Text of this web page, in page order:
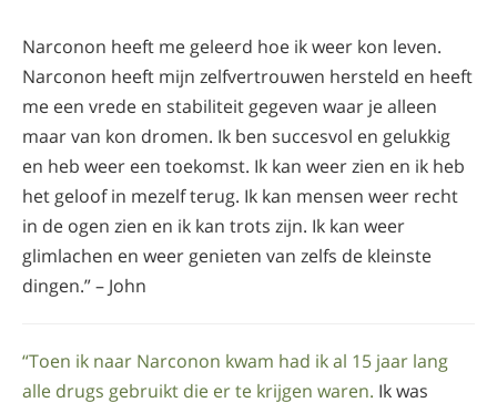
Narconon heeft me geleerd hoe ik weer kon leven.
Narconon heeft mijn zelfvertrouwen hersteld en heeft
me een vrede en stabiliteit gegeven waar je alleen
maar van kon dromen. Ik ben succesvol en gelukkig
en heb weer een toekomst. Ik kan weer zien en ik heb
het geloof in mezelf terug. Ik kan mensen weer recht
in de ogen zien en ik kan trots zijn. Ik kan weer
glimlachen en weer genieten van zelfs de kleinste
dingen.” – John
“Toen ik naar Narconon kwam had ik al 15 jaar lang
alle drugs gebruikt die er te krijgen waren. Ik was